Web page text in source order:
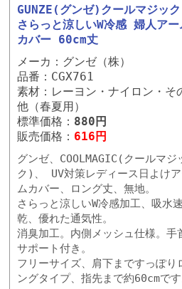
GUNZE(グンゼ)クールマジック
さらっと涼しいW冷感 婦人アー
カバー 60cm丈
メーカ：グンゼ（株）
品番：CGX761
素材：レーヨン・ナイロン・そ
他（春夏用）
標準価格： 880円
販売価格： 616円
グンゼ、COOLMAGIC(クールマジ
ク)、 UV対策レディース日よけ
ムカバー、ロング丈、無地。
さらっと涼しいW冷感加工、吸水速
乾、優れた通気性。
消臭加工。内側メッシュ仕様。手
サポート付き。
フリーサイズ、肩下まですっぽり
ングタイプ、指先まで約60cmです